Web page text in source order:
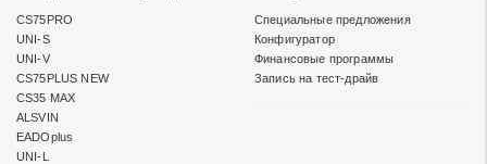
CS75PRO
UNI-S
UNI-V
CS75PLUS NEW
CS35 MAX
ALSVIN
EADOplus
UNI-L
Специальные предложения
Конфигуратор
Финансовые программы
Запись на тест-драйв